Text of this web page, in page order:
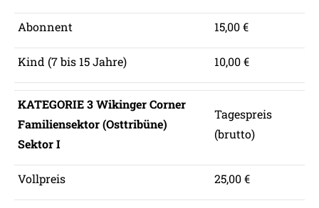
Abonnent 15,00 €
Kind (7 bis 15 Jahre) 10,00 €
KATEGORIE 3 Wikinger Corner
Familiensektor (Osttribüne)
Sektor I
Tagespreis
(brutto)
Vollpreis 25,00 €